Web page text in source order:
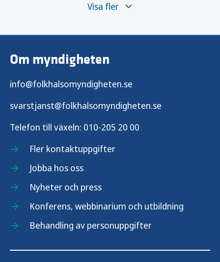
Vaccinationer i skolan
Vaccinationer vid olika tillfällen i livet
Nationella vaccinationsregistret
Grundvaccination mot difteri och stelkramp
Vaccination mot MPR
Vaccination mot polio
Skydd för gravida och nyfödda
Visa fler
Om myndigheten
info@folkhalsomyndigheten.se
svarstjanst@folkhalsomyndigheten.se
Telefon till växeln: 010-205 20 00
Fler kontaktuppgifter
Jobba hos oss
Nyheter och press
Konferens, webbinarium och utbildning
Behandling av personuppgifter